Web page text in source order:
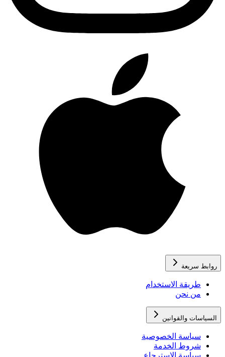
روابط سريعة
طريقة الاستخدام
من نحن
السياسات والقوانين
سياسة الخصوصية
شروط الخدمة
سياسة الاسترجاع